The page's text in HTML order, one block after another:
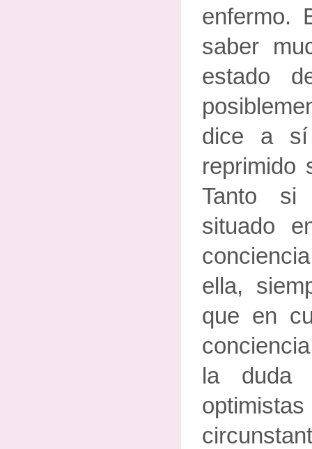
enfermo.
saber
estado
dice a sí
reprimido
Tanto si
situado
ella,
que en
la duda